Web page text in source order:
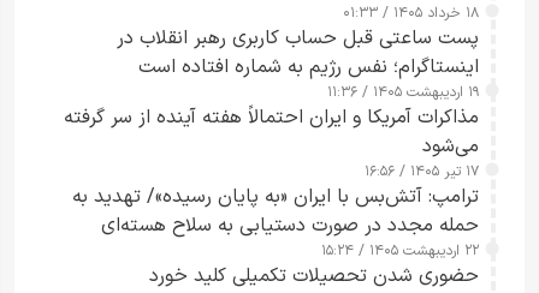
۱۸ خرداد ۱۴۰۵ / ۰۱:۳۳
پست ساعتی قبل حساب کاربری رهبر انقلاب در
اینستاگرام؛ نفس رژیم به شماره افتاده است​
۱۹ اردیبهشت ۱۴۰۵ / ۱۱:۳۶
مذاکرات آمریکا و ایران احتمالاً هفته آینده از سر گرفته
می‌شود
۱۷ تیر ۱۴۰۵ / ۱۶:۵۶
ترامپ: آتش‌بس با ایران «به پایان رسیده»/ تهدید به
حمله مجدد در صورت دستیابی به سلاح هسته‌ای
۲۲ اردیبهشت ۱۴۰۵ / ۱۵:۲۴
حضوری شدن تحصیلات تکمیلی کلید خورد